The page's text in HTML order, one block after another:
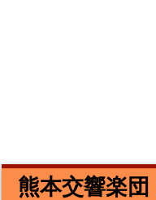
熊本交響楽